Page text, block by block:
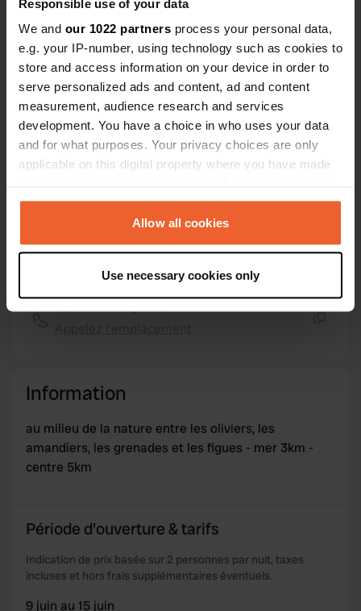
Responsible use of your data
We and our 1022 partners process your personal data,
e.g. your IP-number, using technology such as cookies to
store and access information on your device in order to
serve personalized ads and content, ad and content
measurement, audience research and services
development. You have a choice in who uses your data
and for what purposes. Your privacy choices are only
applicable on this digital property where you have made
any time from the Cookie Declaration or by clicking on
the Privacy trigger icon.
Collect information about your geographical location
which can be accurate to within several meters
We use cookies to personalise content and ads, to
provide social media features and to analyse our traffic.
We also share information about your use of our site with
of their services.
Allow all cookies
Use necessary cookies only
Code du site
79979 Copie
Passer àPRO+
pour toutes les coordonnées PRO+
Carte
Afficher sur la carte
Site web
Visitez le site Web
E-mail
Envoyer un e-mail
Numéro de téléphone
Information
au milieu de la nature entre les oliviers, les
amandiers, les grenades et les figues - mer 3km -
centre 5km
Période d'ouverture & tarifs
Indication de prix basée sur 2 personnes par nuit, taxes
incluses et hors frais supplémentaires éventuels.
9 juin au 15 juin